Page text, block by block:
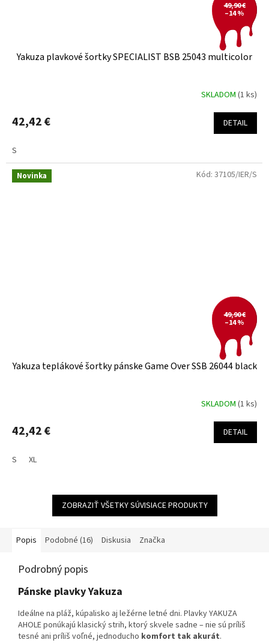
49,90 €
–14 %
Yakuza plavkové šortky SPECIALIST BSB 25043 multicolor
SKLADOM (1 ks)
42,42 € DETAIL
S
Novinka
49,90 €
–14 %
Yakuza teplákové šortky pánske Game Over SSB 26044 black
SKLADOM (1 ks)
42,42 € DETAIL
S XL
Kód: 37105/IER/S
ZOBRAZIŤ VŠETKY SÚVISIACE PRODUKTY
Popis Podobné (16) Diskusia Značka
Podrobný popis
Pánske plavky Yakuza
Ideálne na pláž, kúpalisko aj ležérne letné dni. Plavky YAKUZA
AHOLE ponúkajú klasický strih, ktorý skvele sadne – nie sú príliš
tesné ani príliš voľné, jednoducho komfort tak akurát.